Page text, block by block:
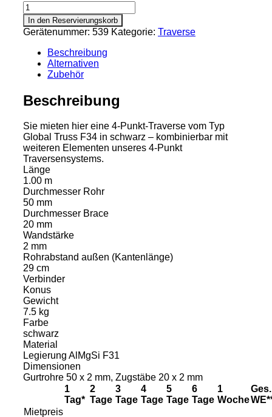
Traverse
F34
-
1.00
Menge
In den Reservierungskorb
Gerätenummer: 539 Kategorie: Traverse
Beschreibung
Alternativen
Zubehör
Beschreibung
Sie mieten hier eine 4-Punkt-Traverse vom Typ
Global Truss F34 in schwarz – kombinierbar mit
weiteren Elementen unseres 4-Punkt
Traversensystems.
Länge
1.00 m
Durchmesser Rohr
50 mm
Durchmesser Brace
20 mm
Wandstärke
2 mm
Rohrabstand außen (Kantenlänge)
29 cm
Verbinder
Konus
Gewicht
7.5 kg
Farbe
schwarz
Material
Legierung AlMgSi F31
Dimensionen
Gurtrohre 50 x 2 mm, Zugstäbe 20 x 2 mm
1
Tag*
2
Tage
3
Tage
4
Tage
5
Tage
6
Tage
1
Woche
Ges.
Mietpreis